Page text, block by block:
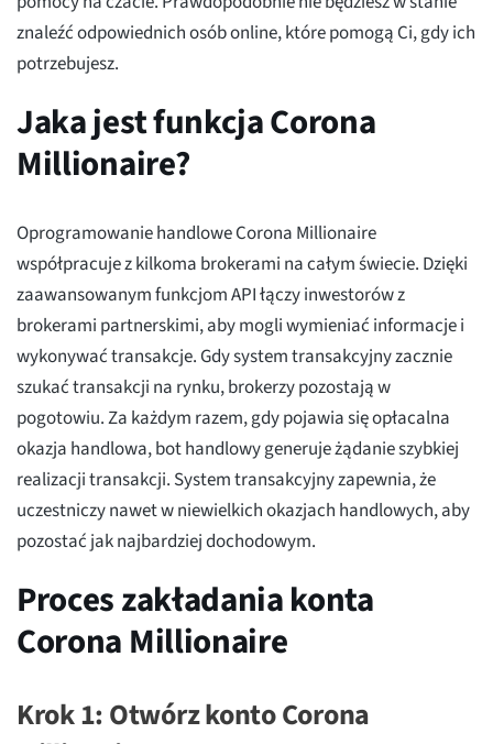
znaleźć odpowiednich osób online, które pomogą Ci, gdy ich
potrzebujesz.
Jaka jest funkcja Corona
Millionaire?
Oprogramowanie handlowe Corona Millionaire
współpracuje z kilkoma brokerami na całym świecie. Dzięki
zaawansowanym funkcjom API łączy inwestorów z
brokerami partnerskimi, aby mogli wymieniać informacje i
wykonywać transakcje. Gdy system transakcyjny zacznie
szukać transakcji na rynku, brokerzy pozostają w
pogotowiu. Za każdym razem, gdy pojawia się opłacalna
okazja handlowa, bot handlowy generuje żądanie szybkiej
realizacji transakcji. System transakcyjny zapewnia, że
uczestniczy nawet w niewielkich okazjach handlowych, aby
pozostać jak najbardziej dochodowym.
Proces zakładania konta
Corona Millionaire
Krok 1: Otwórz konto Corona